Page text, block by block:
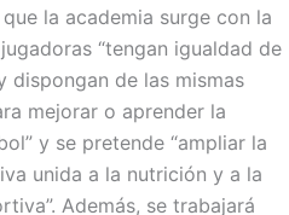
la academia surge con la
“tengan igualdad de
dispongan de las mismas
mejorar o aprender la
y se pretende “ampliar la
unida a la nutrición y a la
Además, se trabajará